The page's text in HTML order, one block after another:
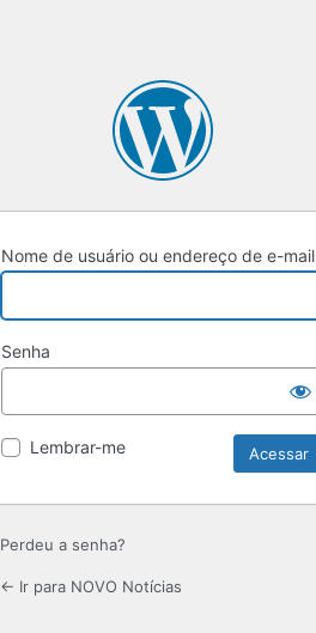
Nome de usuário ou endereço de e-mail
Senha
Lembrar-me
Perdeu a senha?
← Ir para NOVO Notícias